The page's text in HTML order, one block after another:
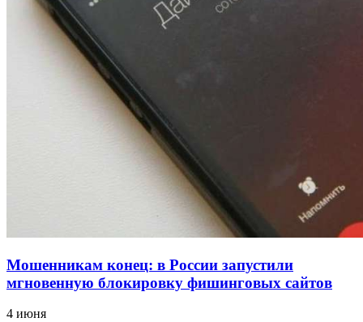
Сладкий праздник в Волгограде: в Центральном
парке прошёл фестиваль „Арбузный переполох“
Волгоградские компании нарастили экспорт:
заключены контракты на 3,6 млн долларов
Мошенникам конец: в России запустили
мгновенную блокировку фишинговых сайтов
4 июня